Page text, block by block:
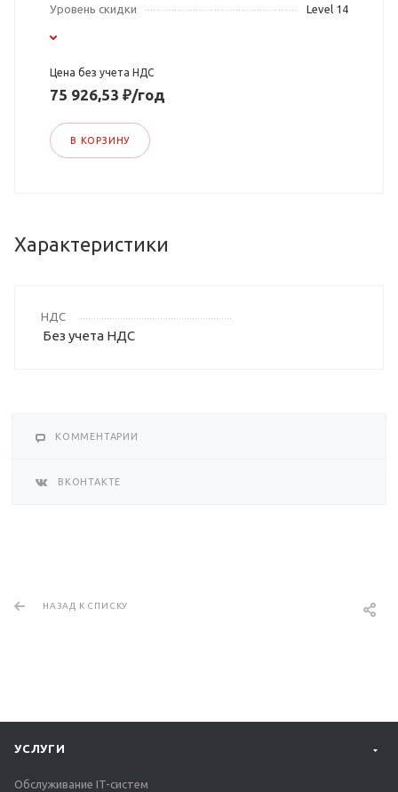
Уровень скидки
Level 14
Цена без учета НДС
75 926,53 ₽/год
В КОРЗИНУ
Характеристики
НДС
Без учета НДС
КОММЕНТАРИИ
ВКОНТАКТЕ
НАЗАД К СПИСКУ
УСЛУГИ
Обслуживание IT-систем